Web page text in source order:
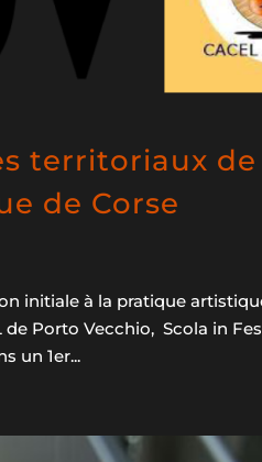
territoriaux
de Corse
initiale à la pratique
Porto Vecchio, Scola in
un 1er...